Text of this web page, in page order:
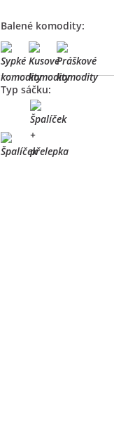
Balené komodity:
Typ sáčku: